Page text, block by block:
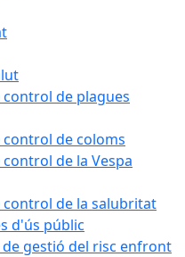
de plagues
de coloms
de la Vespa
control de la salubritat
d'ús públic
gestió del risc enfront